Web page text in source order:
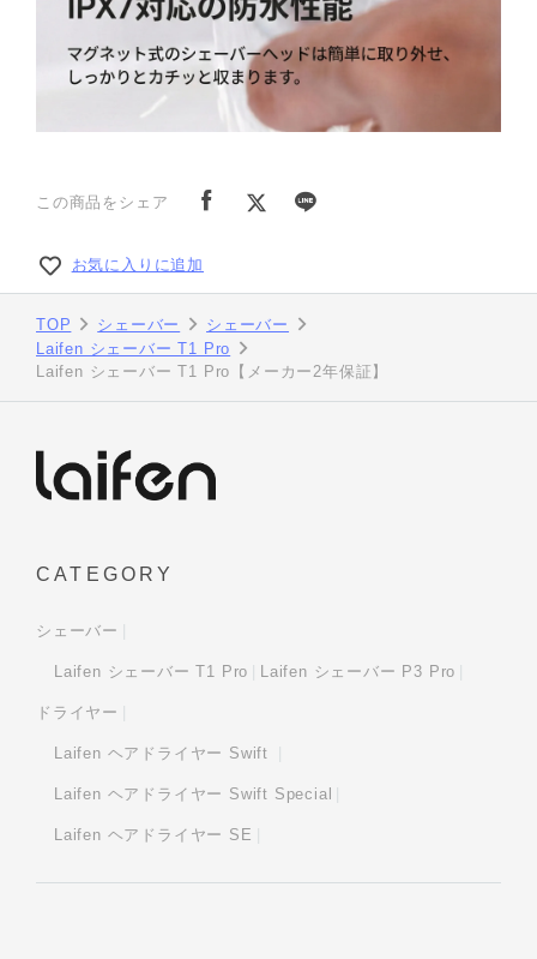
この商品をシェア
お気に入りに追加
TOP シェーバー
シェーバー
Laifen シェーバー T1 Pro
Laifen シェーバー T1 Pro【メーカー2年保証】
CATEGORY
シェーバー
Laifen シェーバー T1 Pro Laifen シェーバー P3 Pro
ドライヤー
Laifen ヘアドライヤー Swift
Laifen ヘアドライヤー Swift Special
Laifen ヘアドライヤー SE